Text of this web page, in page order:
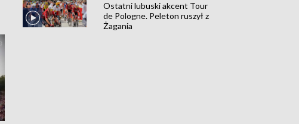
Ostatni lubuski akcent Tour
de Pologne. Peleton ruszył z
Żagania